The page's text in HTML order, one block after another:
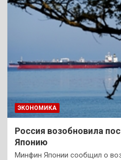
ЭКОНОМИКА
Россия возобновила
Японию
Минфин Японии сообщил о